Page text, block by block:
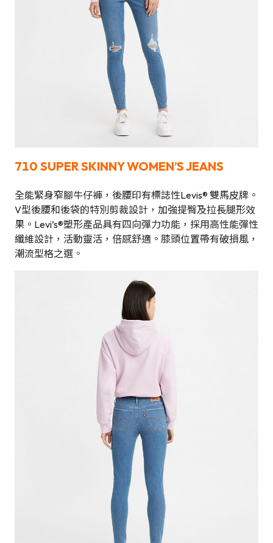
710 SUPER SKINNY WOMEN’S JEANS
全能緊身窄腳牛仔褲，後腰印有標誌性Levis® 雙馬皮牌。
V型後腰和後袋的特別剪裁設計，加強提臀及拉長腿形效
果。Levi’s®塑形產品具有四向彈力功能，採用高性能彈性
纖維設計，活動靈活，倍感舒適。膝頭位置帶有破損風，
潮流型格之選。